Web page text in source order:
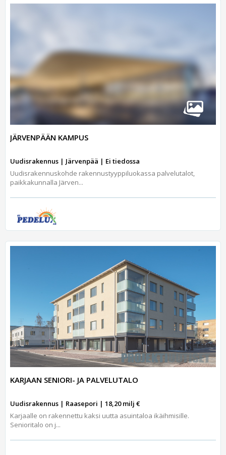
JÄRVENPÄÄN KAMPUS
Uudisrakennus | Järvenpää | Ei tiedossa
Uudisrakennuskohde rakennustyyppiluokassa palvelutalot,
paikkakunnalla Järven...
KARJAAN SENIORI- JA PALVELUTALO
Uudisrakennus | Raasepori | 18,20 milj €
Karjaalle on rakennettu kaksi uutta asuintaloa ikäihmisille.
Senioritalo on j...